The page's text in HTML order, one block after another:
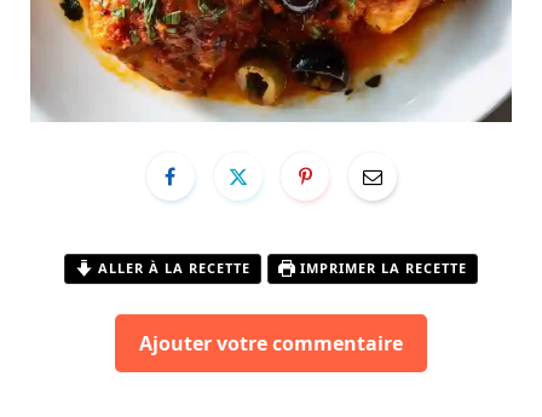
ALLER À LA RECETTE IMPRIMER LA RECETTE
Ajouter votre commentaire